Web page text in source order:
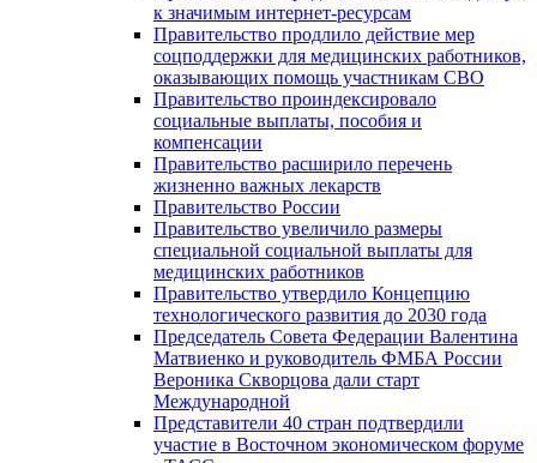
к значимым интернет-ресурсам
Правительство продлило действие мер
соцподдержки для медицинских работников,
оказывающих помощь участникам СВО
Правительство проиндексировало
социальные выплаты, пособия и
компенсации
Правительство расширило перечень
жизненно важных лекарств
Правительство России
Правительство увеличило размеры
специальной социальной выплаты для
медицинских работников
Правительство утвердило Концепцию
технологического развития до 2030 года
Председатель Совета Федерации Валентина
Матвиенко и руководитель ФМБА России
Вероника Скворцова дали старт
Международной
Представители 40 стран подтвердили
участие в Восточном экономическом форуме